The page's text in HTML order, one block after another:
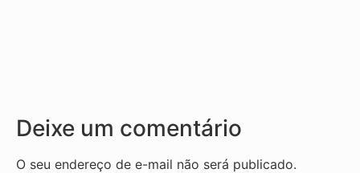
Deixe um comentário
O seu endereço de e-mail não será publicado.